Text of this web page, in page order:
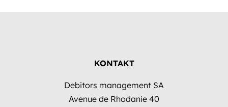
KONTAKT
Debitors management SA
Avenue de Rhodanie 40